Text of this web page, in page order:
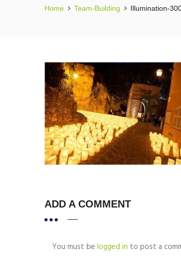
Home Team-Building Illumination-
ADD A COMMENT
You must be logged in to post a